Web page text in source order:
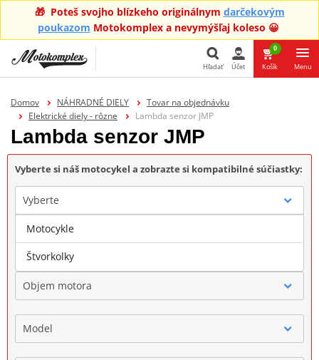
🎁 Poteš svojho blízkeho originálnym darčekovým
poukazom Motokomplex a nevymýšľaj koleso 😀
Hľadať Účet
0
Košík Menu
Domov NÁHRADNÉ DIELY
Tovar na objednávku
Elektrické diely - rôzne
Lambda senzor JMP
Lambda senzor JMP
Vyberte si náš motocykel a zobrazte si kompatibilné súčiastky:
Vyberte
Značka
Objem motora
Model
Motocykle
Štvorkolky